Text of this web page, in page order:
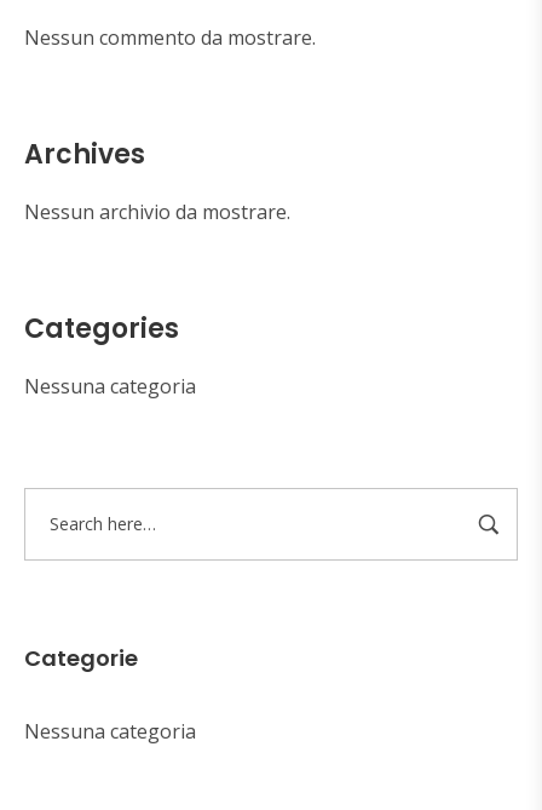
Nessun commento da mostrare.
Archives
Nessun archivio da mostrare.
Categories
Nessuna categoria
Categorie
Nessuna categoria